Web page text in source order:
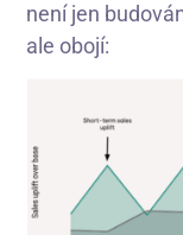
není jen
ale obojí: